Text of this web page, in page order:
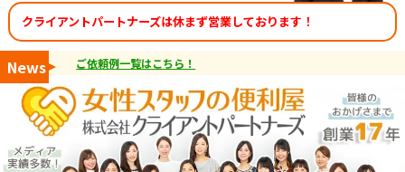
クライアントパートナーズは休まず営業しております！
News ご依頼例一覧はこちら！